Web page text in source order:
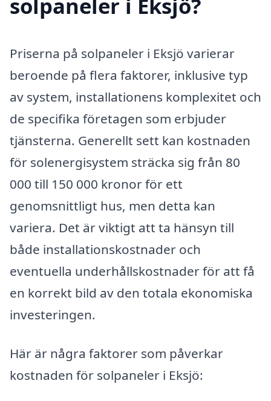
solpaneler i Eksjö?
Priserna på solpaneler i Eksjö varierar
beroende på flera faktorer, inklusive typ
av system, installationens komplexitet och
de specifika företagen som erbjuder
tjänsterna. Generellt sett kan kostnaden
för solenergisystem sträcka sig från 80
000 till 150 000 kronor för ett
genomsnittligt hus, men detta kan
variera. Det är viktigt att ta hänsyn till
både installationskostnader och
eventuella underhållskostnader för att få
en korrekt bild av den totala ekonomiska
investeringen.
Här är några faktorer som påverkar
kostnaden för solpaneler i Eksjö: